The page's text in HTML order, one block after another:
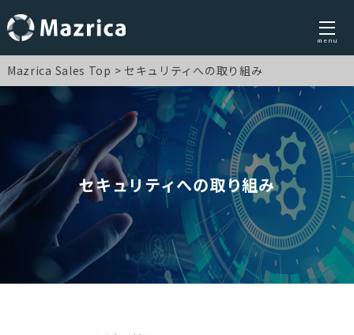
Skip
to
content
menu
Mazrica Sales Top セキュリティへの取り組み
セキュリティへの取り組み